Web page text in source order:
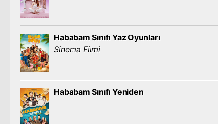
Hababam Sınıfı Yaz Oyunları
Sinema Filmi
Hababam Sınıfı Yeniden